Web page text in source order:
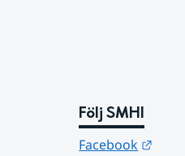
Följ SMHI
Facebook